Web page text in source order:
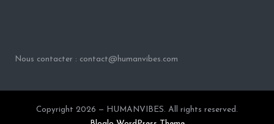
Nous contacter : contact@humanvibes.com
Copyright 2026 — HUMANVIBES. All rights reserved.